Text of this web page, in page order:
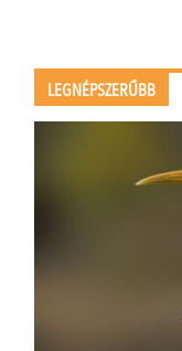
LEGNÉPSZERŰBB